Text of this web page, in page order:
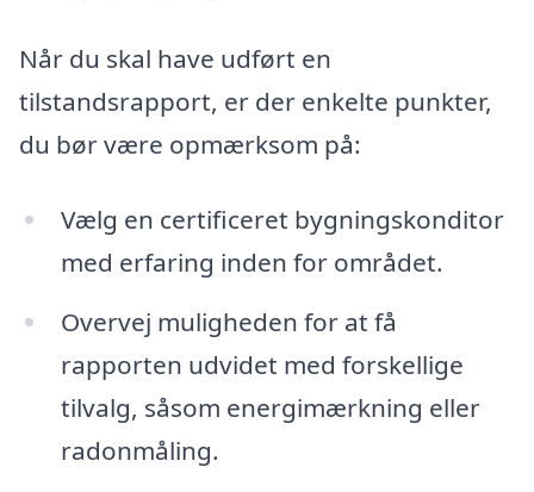
Når du skal have udført en
tilstandsrapport, er der enkelte punkter,
du bør være opmærksom på:
Vælg en certificeret bygningskonditor
med erfaring inden for området.
Overvej muligheden for at få
rapporten udvidet med forskellige
tilvalg, såsom energimærkning eller
radonmåling.